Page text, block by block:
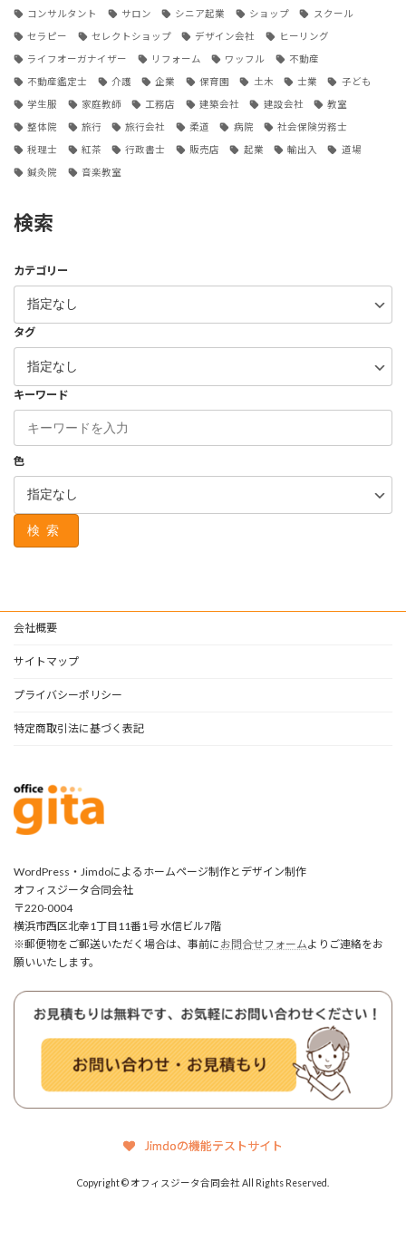
コンサルタント サロン シニア起業 ショップ スクール
セラピー セレクトショップ デザイン会社 ヒーリング
ライフオーガナイザー リフォーム ワッフル 不動産
不動産鑑定士 介護 企業 保育園 土木 士業 子ども
学生服 家庭教師 工務店 建築会社 建設会社 教室
整体院 旅行 旅行会社 柔道 病院 社会保険労務士
税理士 紅茶 行政書士 販売店 起業 輸出入 道場
鍼灸院 音楽教室
検索
カテゴリー
タグ
キーワード
色
検索
会社概要
サイトマップ
プライバシーポリシー
特定商取引法に基づく表記
WordPress・Jimdoによるホームページ制作とデザイン制作
オフィスジータ合同会社
〒220-0004
横浜市西区北幸1丁目11番1号 水信ビル7階
※郵便物をご郵送いただく場合は、事前に お問合せフォームよりご連絡をお
願いいたします。
Jimdoの機能テストサイト
Copyright © オフィスジータ合同会社 All Rights Reserved.